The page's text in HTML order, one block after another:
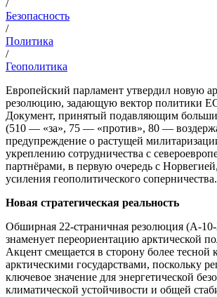
/
Безопасность
/
Политика
/
Геополитика
Европейский парламент утвердил новую
резолюцию, задающую вектор политики
Документ, принятый подавляющим
(510 — «за», 75 — «против», 80 —
предупреждение о растущей
укреплению сотрудничества с
партнёрами, в первую очередь с
усиления геополитического соперничества.
Новая стратегическая реальность
Обширная 22-страничная резолюция
знаменует переориентацию арктической
Акцент смещается в сторону более тесной
арктическими государствами, поскольку
ключевое значение для энергетической
климатической устойчивости и общей